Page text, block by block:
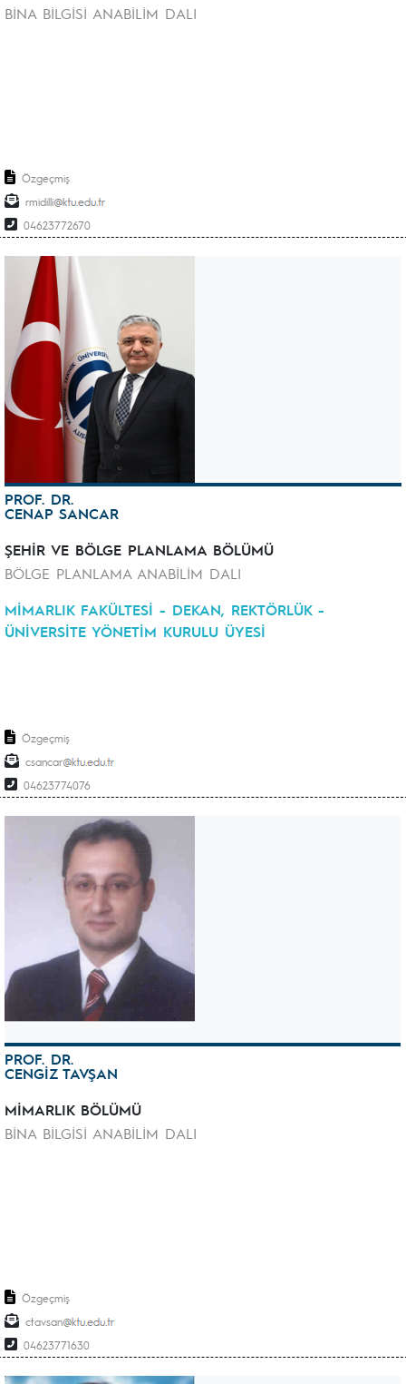
BİNA BİLGİSİ ANABİLİM DALI
Özgeçmiş
rmidilli
04623772670
PROF. DR.
CENAP SANCAR
ŞEHİR VE BÖLGE PLANLAMA BÖLÜMÜ
BÖLGE PLANLAMA ANABİLİM DALI
MİMARLIK FAKÜLTESİ - DEKAN, REKTÖRLÜK -
ÜNİVERSİTE YÖNETİM KURULU ÜYESİ
Özgeçmiş
csancar
04623774076
PROF. DR.
CENGİZ TAVŞAN
MİMARLIK BÖLÜMÜ
BİNA BİLGİSİ ANABİLİM DALI
Özgeçmiş
ctavsan
04623771630